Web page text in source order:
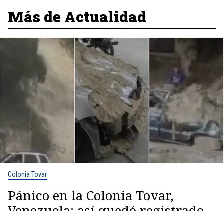
Más de Actualidad
Colonia Tovar
Pánico en la Colonia Tovar,